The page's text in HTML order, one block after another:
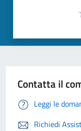
Contatta il
Leggi le
Richiedi